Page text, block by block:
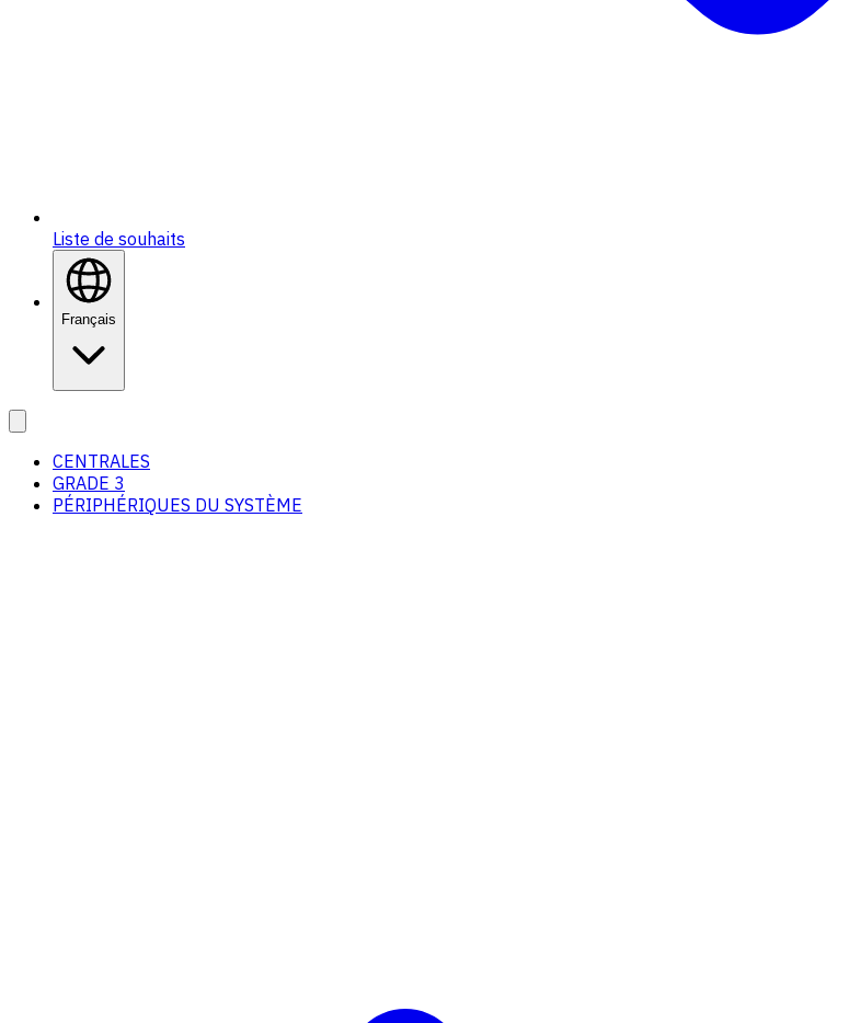
Liste de souhaits
Français
CENTRALES
GRADE 3
PÉRIPHÉRIQUES DU SYSTÈME